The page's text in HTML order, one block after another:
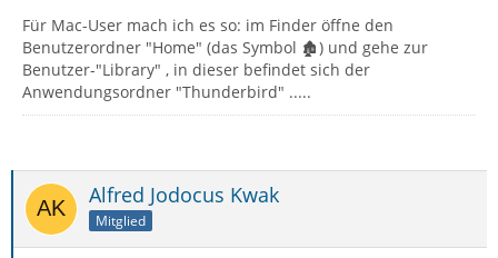
Für Mac-User mach ich es so: im Finder öffne den
Benutzerordner "Home" (das Symbol 🏚) und gehe zur
Benutzer-"Library" , in dieser befindet sich der
Anwendungsordner "Thunderbird" .....
Alfred Jodocus Kwak
Mitglied